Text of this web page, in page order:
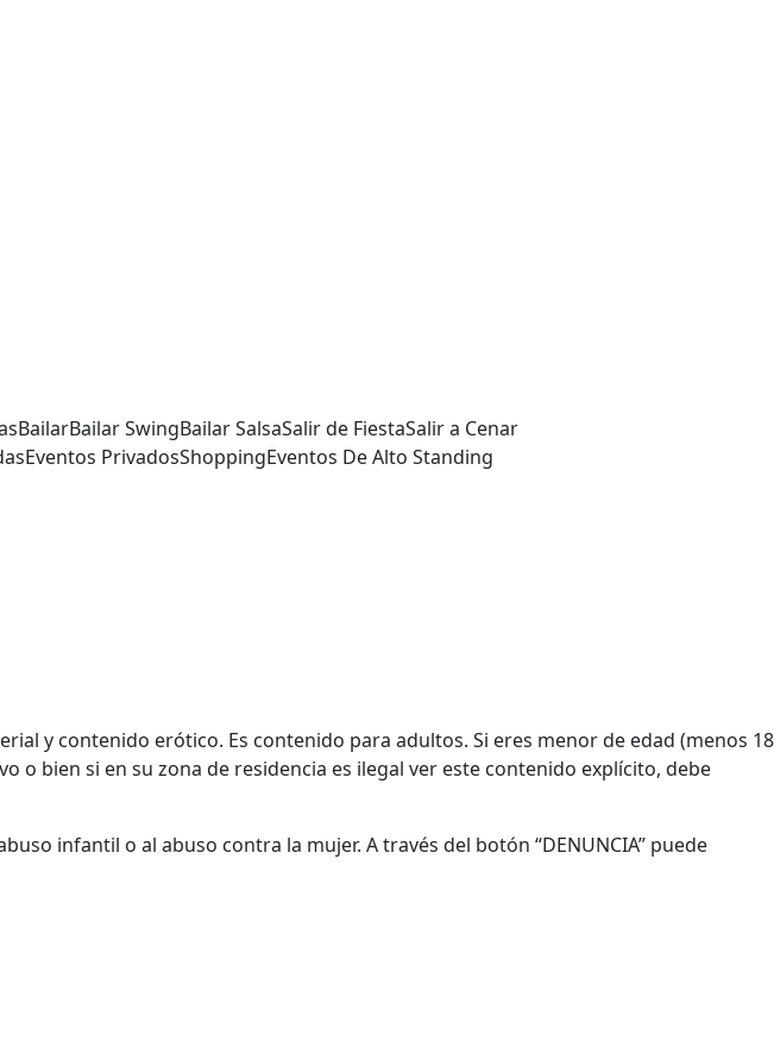
BailarBailar SwingBailar SalsaSalir de FiestaSalir a Cenar
Eventos PrivadosShoppingEventos De Alto Standing
y contenido erótico. Es contenido para adultos. Si eres menor de edad (menos 18
o bien si en su zona de residencia es ilegal ver este contenido explícito, debe
infantil o al abuso contra la mujer. A través del botón “DENUNCIA” puede